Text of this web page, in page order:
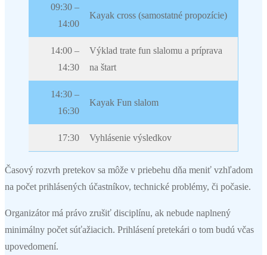
09:30 –
14:00
Kayak cross (samostatné propozície)
14:00 –
14:30
Výklad trate fun slalomu a príprava
na štart
14:30 –
16:30
Kayak Fun slalom
17:30 Vyhlásenie výsledkov
Časový rozvrh pretekov sa môže v priebehu dňa meniť vzhľadom
na počet prihlásených účastníkov, technické problémy, či počasie.
Organizátor má právo zrušiť disciplínu, ak nebude naplnený
minimálny počet súťažiacich. Prihlásení pretekári o tom budú včas
upovedomení.